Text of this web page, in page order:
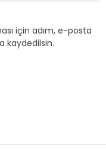
için adım, e-posta
kaydedilsin.